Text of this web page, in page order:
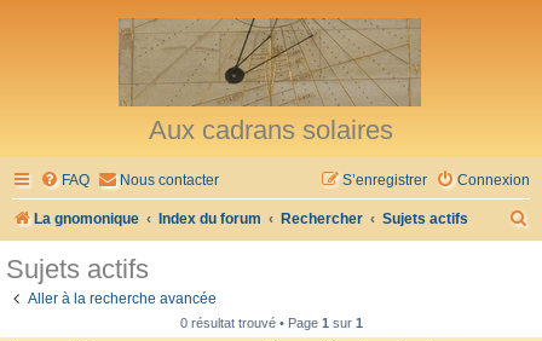
Aux cadrans solaires
FAQ Nous contacter Connexion
S’enregistrer
La gnomonique Index du forum Rechercher Sujets actifs
Sujets actifs
Aller à la recherche avancée
0 résultat trouvé • Page 1sur 1